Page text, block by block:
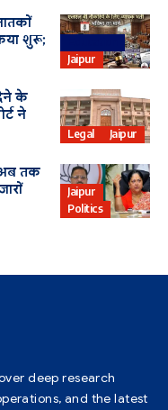
Jaipur
शुरू;
Legal Jaipur
के
ने
Jaipur
Politics
अब तक
deep research
and the latest